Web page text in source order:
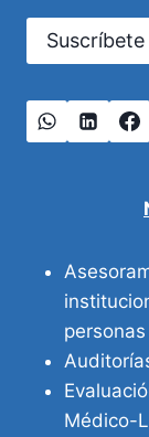
EN
personas
Médico-